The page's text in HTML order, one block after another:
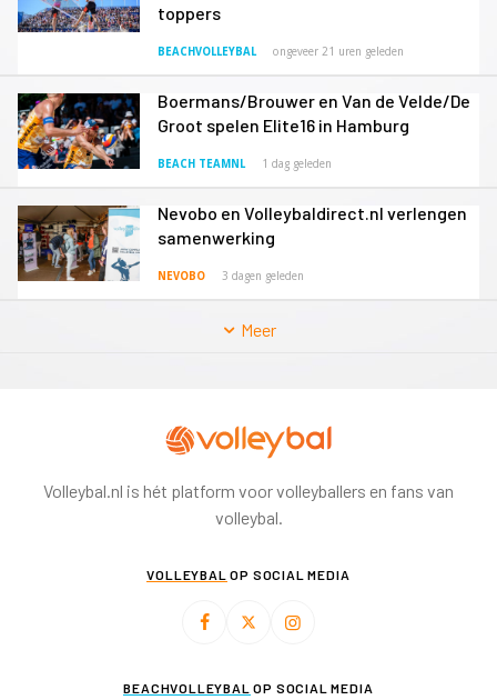
toppers
BEACHVOLLEYBAL ongeveer 21 uren geleden
Boermans/Brouwer en Van de Velde/De
Groot spelen Elite16 in Hamburg
BEACH TEAMNL 1 dag geleden
Nevobo en Volleybaldirect.nl verlengen
samenwerking
NEVOBO 3 dagen geleden
Meer
Volleybal.nl is hét platform voor volleyballers en fans van
volleybal.
VOLLEYBAL OP SOCIAL MEDIA
BEACHVOLLEYBAL OP SOCIAL MEDIA